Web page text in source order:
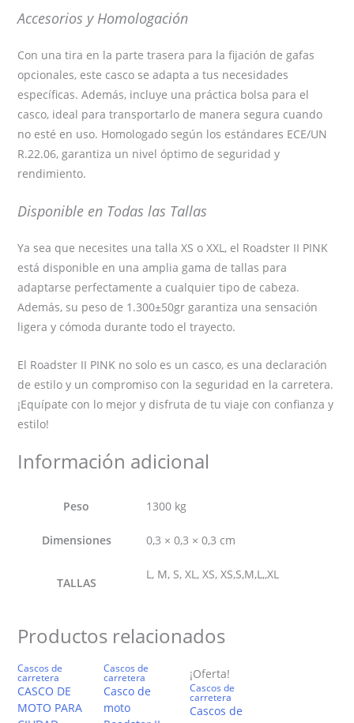
Accesorios y Homologación
Con una tira en la parte trasera para la fijación de gafas
opcionales, este casco se adapta a tus necesidades
específicas. Además, incluye una práctica bolsa para el
casco, ideal para transportarlo de manera segura cuando
no esté en uso. Homologado según los estándares ECE/UN
R.22.06, garantiza un nivel óptimo de seguridad y
rendimiento.
Disponible en Todas las Tallas
Ya sea que necesites una talla XS o XXL, el Roadster II PINK
está disponible en una amplia gama de tallas para
adaptarse perfectamente a cualquier tipo de cabeza.
Además, su peso de 1.300±50gr garantiza una sensación
ligera y cómoda durante todo el trayecto.
El Roadster II PINK no solo es un casco, es una declaración
de estilo y un compromiso con la seguridad en la carretera.
¡Equípate con lo mejor y disfruta de tu viaje con confianza y
estilo!
Información adicional
Peso 1300 kg
Dimensiones 0,3 × 0,3 × 0,3 cm
TALLAS
L, M, S, XL, XS, XS,S,M,L,,XL
Productos relacionados
Cascos de
carretera
CASCO DE
MOTO PARA
Cascos de
carretera
Casco de
moto
¡Oferta!
Cascos de
carretera
Cascos de